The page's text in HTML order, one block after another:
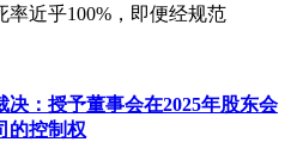
近乎100%，即便经规范
决：授予董事会在2025年股东会
的控制权